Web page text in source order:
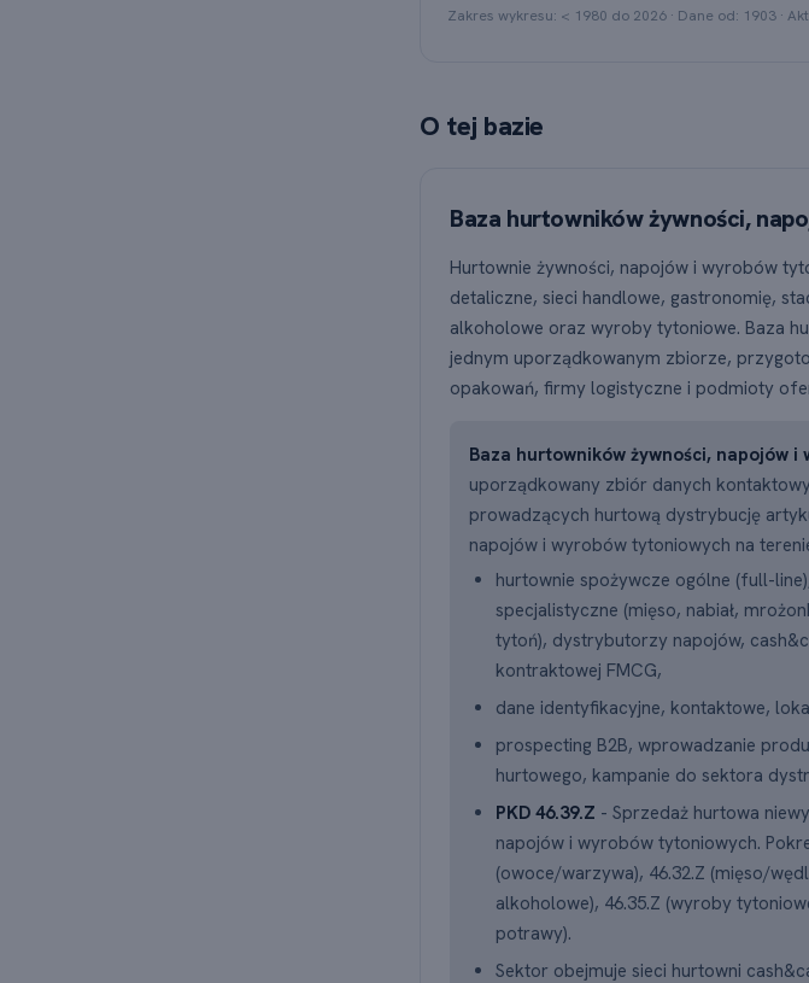
Zakres wykresu: < 1980 do 2026 · Dane od: 1903 ·
O tej bazie
Baza hurtowników żywności,
Hurtownie żywności, napojów i wyrobów
detaliczne, sieci handlowe, gastronomię,
alkoholowe oraz wyroby tytoniowe. Baza
jednym uporządkowanym zbiorze,
opakowań, firmy logistyczne i podmioty
Baza hurtowników żywności, napojów
uporządkowany zbiór danych
prowadzących hurtową dystrybucję
napojów i wyrobów tytoniowych na
hurtownie spożywcze ogólne (full-
specjalistyczne (mięso, nabiał,
tytoń), dystrybutorzy napojów,
kontraktowej FMCG,
dane identyfikacyjne, kontaktowe,
prospecting B2B, wprowadzanie
hurtowego, kampanie do sektora
PKD 46.39.Z - Sprzedaż hurtowa
napojów i wyrobów tytoniowych.
(owoce/warzywa), 46.32.Z (mięso/
alkoholowe), 46.35.Z (wyroby
potrawy).
Sektor obejmuje sieci hurtowni